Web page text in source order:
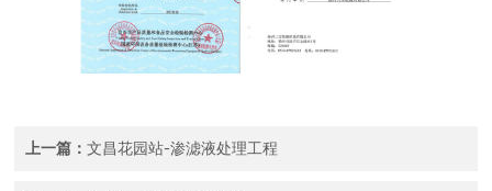
上一篇：文昌花园站-渗滤液处理工程